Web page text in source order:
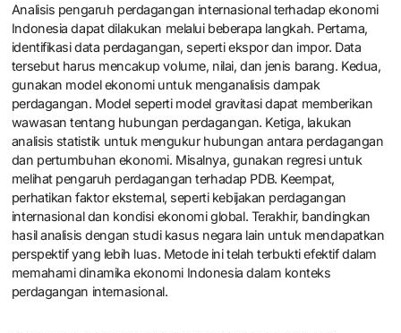
Analisis pengaruh perdagangan internasional terhadap ekonomi
Indonesia dapat dilakukan melalui beberapa langkah. Pertama,
identifikasi data perdagangan, seperti ekspor dan impor. Data
tersebut harus mencakup volume, nilai, dan jenis barang. Kedua,
gunakan model ekonomi untuk menganalisis dampak
perdagangan. Model seperti model gravitasi dapat memberikan
wawasan tentang hubungan perdagangan. Ketiga, lakukan
analisis statistik untuk mengukur hubungan antara perdagangan
dan pertumbuhan ekonomi. Misalnya, gunakan regresi untuk
melihat pengaruh perdagangan terhadap PDB. Keempat,
perhatikan faktor eksternal, seperti kebijakan perdagangan
internasional dan kondisi ekonomi global. Terakhir, bandingkan
hasil analisis dengan studi kasus negara lain untuk mendapatkan
perspektif yang lebih luas. Metode ini telah terbukti efektif dalam
memahami dinamika ekonomi Indonesia dalam konteks
perdagangan internasional.